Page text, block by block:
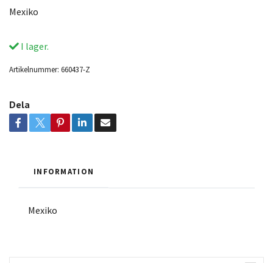
Mexiko
I lager.
Artikelnummer: 660437-Z
Dela
INFORMATION
Mexiko